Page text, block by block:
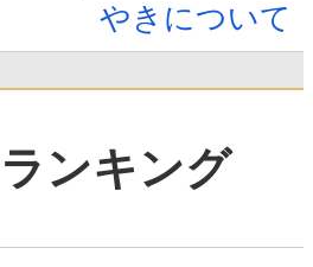
やきについて
ンキング